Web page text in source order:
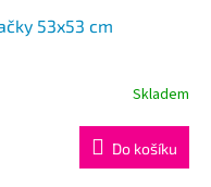
53x53 cm
Skladem
Do košíku